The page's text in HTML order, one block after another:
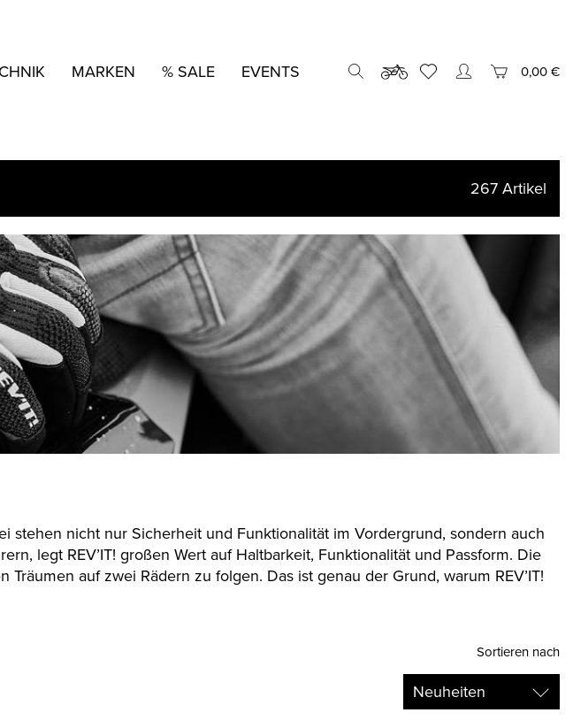
MARKEN % SALE EVENTS 0,00 €
267 Artikel
stehen nicht nur Sicherheit und Funktionalität im Vordergrund, sondern auch
legt REV’IT! großen Wert auf Haltbarkeit, Funktionalität und Passform. Die
auf zwei Rädern zu folgen. Das ist genau der Grund, warum REV’IT!
Sortieren nach